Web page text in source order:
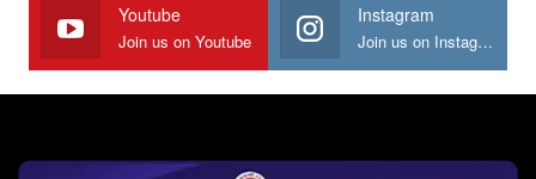
Youtube
Join us on Youtube
Instagram
Join us on Instagram